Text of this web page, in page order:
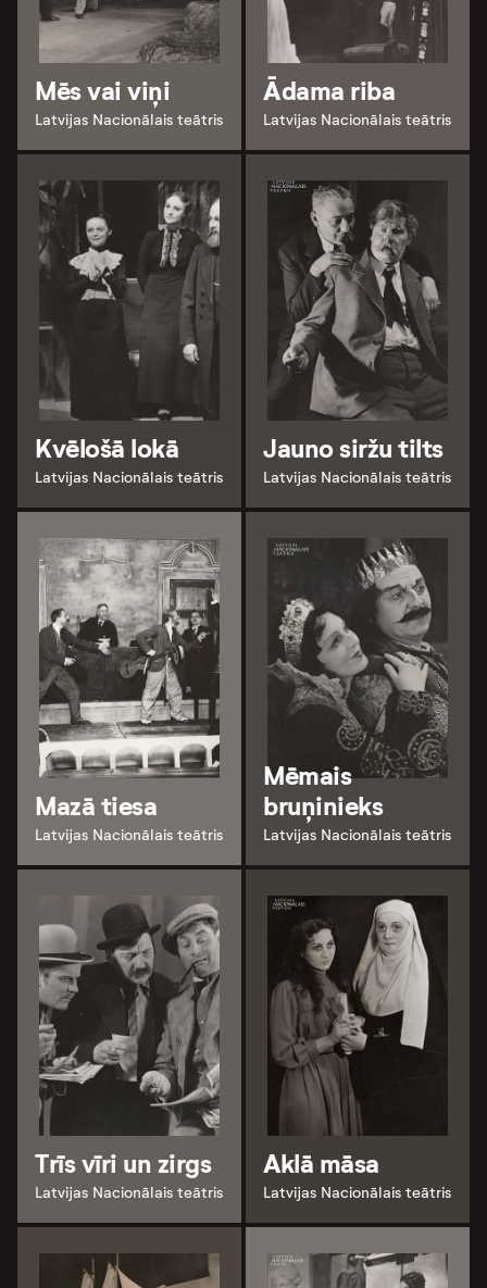
Mēs vai viņi
Latvijas Nacionālais teātris
Ādama riba
Latvijas Nacionālais teātris
Kvēlošā lokā
Latvijas Nacionālais teātris
Jauno siržu tilts
Latvijas Nacionālais teātris
Mazā tiesa
Latvijas Nacionālais teātris
Mēmais
bruņinieks
Latvijas Nacionālais teātris
Trīs vīri un zirgs
Latvijas Nacionālais teātris
Aklā māsa
Latvijas Nacionālais teātris